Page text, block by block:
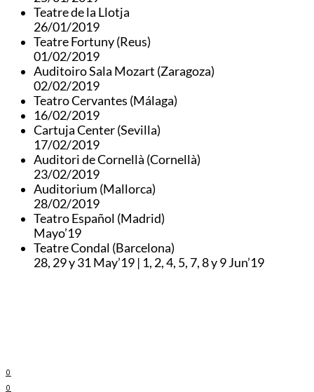
Teatre de la Llotja
26/01/2019
Teatre Fortuny (Reus)
01/02/2019
Auditoiro Sala Mozart (Zaragoza)
02/02/2019
Teatro Cervantes (Málaga)
16/02/2019
Cartuja Center (Sevilla)
17/02/2019
Auditori de Cornellà (Cornellà)
23/02/2019
Auditorium (Mallorca)
28/02/2019
Teatro Español (Madrid)
Mayo’19
Teatre Condal (Barcelona)
28, 29 y 31 May’19 | 1, 2, 4, 5, 7, 8 y 9 Jun’19
0
0